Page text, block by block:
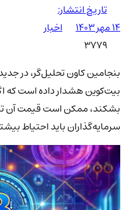
تاریخ انتشار:
۱۴ مهر ۱۴۰۳
اخبار
3779
بنجامین کاون تحلیل‌گر، در
بیت‌کوین هشدار داده است که اگر
سرمایه‌گذاران باید احتیاط